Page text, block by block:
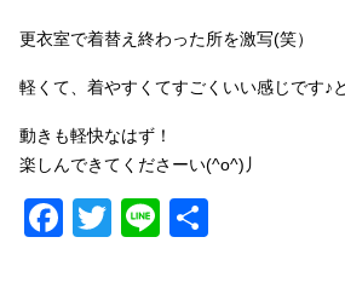
更衣室で着替え終わった所を激写(笑）
軽くて、着やすくてすごくいい感じです♪と
動きも軽快なはず！
楽しんできてくださーい(^o^)丿
Facebook
Twitter
Line